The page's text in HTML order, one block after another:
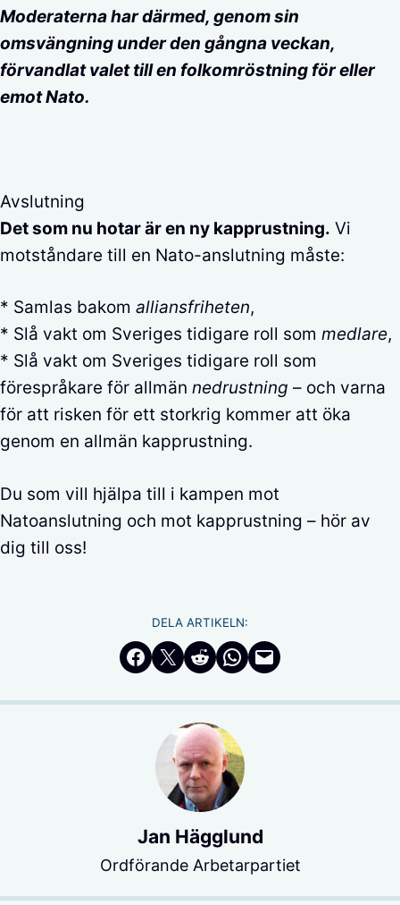
Moderaterna har därmed, genom sin
omsvängning under den gångna veckan,
förvandlat valet till en folkomröstning för eller
emot Nato.
Avslutning
Det som nu hotar är en ny kapprustning. Vi
motståndare till en Nato-anslutning måste:
* Samlas bakom alliansfriheten,
* Slå vakt om Sveriges tidigare roll som medlare,
* Slå vakt om Sveriges tidigare roll som
förespråkare för allmän nedrustning – och varna
för att risken för ett storkrig kommer att öka
genom en allmän kapprustning.
Du som vill hjälpa till i kampen mot
Natoanslutning och mot kapprustning – hör av
dig till oss!
DELA ARTIKELN:
Dela på Facebook
Dela på Twitter
Dela på RedditDela i WhatsApp
Maila en länk
Jan Hägglund
Ordförande Arbetarpartiet